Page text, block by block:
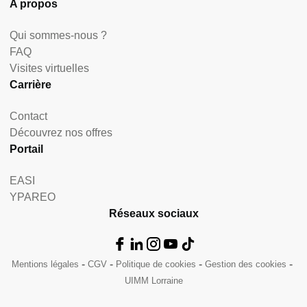
A propos
Qui sommes-nous ?
FAQ
Visites virtuelles
Carrière
Contact
Découvrez nos offres
Portail
EASI
YPAREO
Réseaux sociaux
Mentions légales CGV Politique de cookies
Gestion des cookies
UIMM Lorraine